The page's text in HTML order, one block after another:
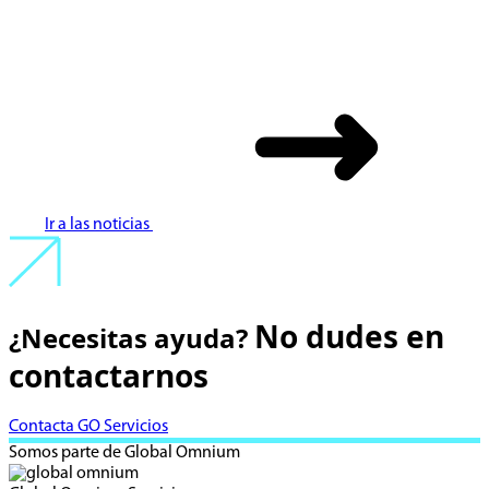
Ir a las noticias
¿Necesitas ayuda? No dudes en
contactarnos
Contacta GO Servicios
Somos parte de Global Omnium